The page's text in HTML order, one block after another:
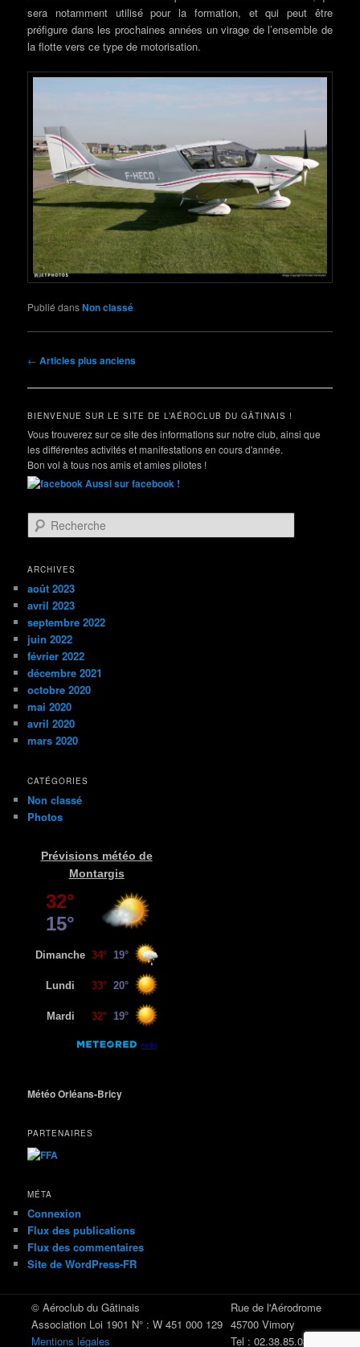
sera notamment utilisé pour la formation, et qui peut être
préfigure dans les prochaines années un virage de l’ensemble de
la flotte vers ce type de motorisation.
Publié dansNon classé
Navigation
articles
← Articles plus anciens
BIENVENUE SUR LE SITE DE L’AÉROCLUB DU GÂTINAIS !
Vous trouverez sur ce site des informations sur notre club, ainsi que
les différentes activités et manifestations en cours d'année.
Bon vol à tous nos amis et amies pilotes !
Aussi sur facebook !
e
h
r
c
h
e
ARCHIVES
août 2023
avril 2023
septembre 2022
juin 2022
février 2022
décembre 2021
octobre 2020
mai 2020
avril 2020
mars 2020
CATÉGORIES
Non classé
Photos
Prévisions météo de
Montargis
Météo Orléans-Bricy
PARTENAIRES
MÉTA
Connexion
Flux des publications
Flux des commentaires
Site de WordPress-FR
© Aéroclub du Gâtinais
Association Loi 1901 N° : W 451 000 129
Mentions légales
Rue de l'Aérodrome
45700 Vimory
Tel : 02.38.85.03.90